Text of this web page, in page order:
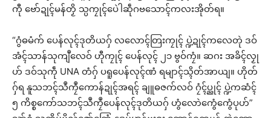
ကီု ဗော်ဍုၚ်မန်တၟိ သ္ပကၠုၚ်ပေဲါဆဵုဂဗသောၚ်ကလးအိုတ်ရ။
“ဂွံဓမံက် ပေန်လုၚ်ဒုတိယဂှ် လလောၚ်တြးကၠုၚ် ပ္ဍဲဍုၚ်ကလေတုဲ ဒဝ်
အံၚ်သာန်သုကျဳလေဝ် ဟီုကၠုၚ် ပေန်လုၚ် ၂၁ ဗွဝ်ကၠံ။ ဆဂး အခိၚ်လၟု
ဟ် ဒဝ်သုကဵု UNA တံဂှ် ပရူပေန်လုၚ်ဏံ ရမျာၚ်သ္ၚိတ်အာယျ။ ဟိုတ်
ဂှ်ရ နူသဘၚ်သဳကၠဳကောန်ဍုၚ်အရၚ် ချူဓဇက်လဝ် ဂၠံၚ်ပ္ညုၚ် ပ္ဍဲကဆံၚ်
၅ ကိစ္စကော်သဘၚ်သဳကၠဳပေန်လုၚ်ဒုတိယဂှ် ဟွံလောဲကွေံကွေံပုဟ်”